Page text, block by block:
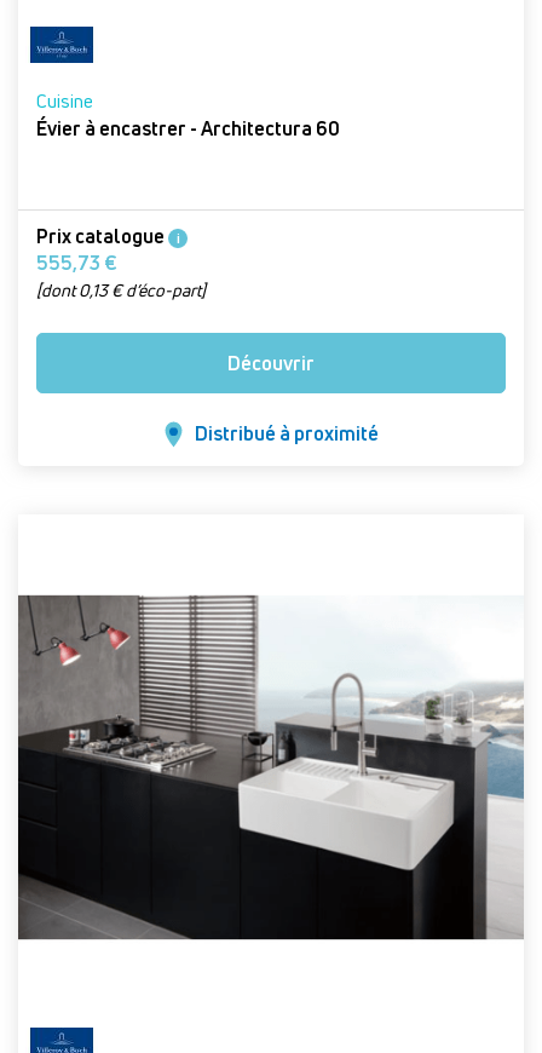
Cuisine
Évier à encastrer - Architectura 60
Prix catalogue i
555,73 €
[dont 0,13 € d’éco-part]
Découvrir
Distribué à proximité